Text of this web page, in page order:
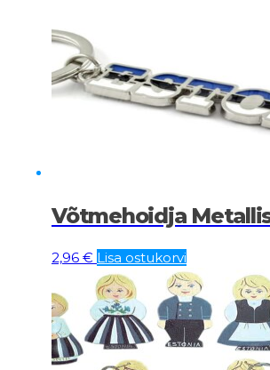
Võtmehoidja
2,96 € Lisa ostukorvi